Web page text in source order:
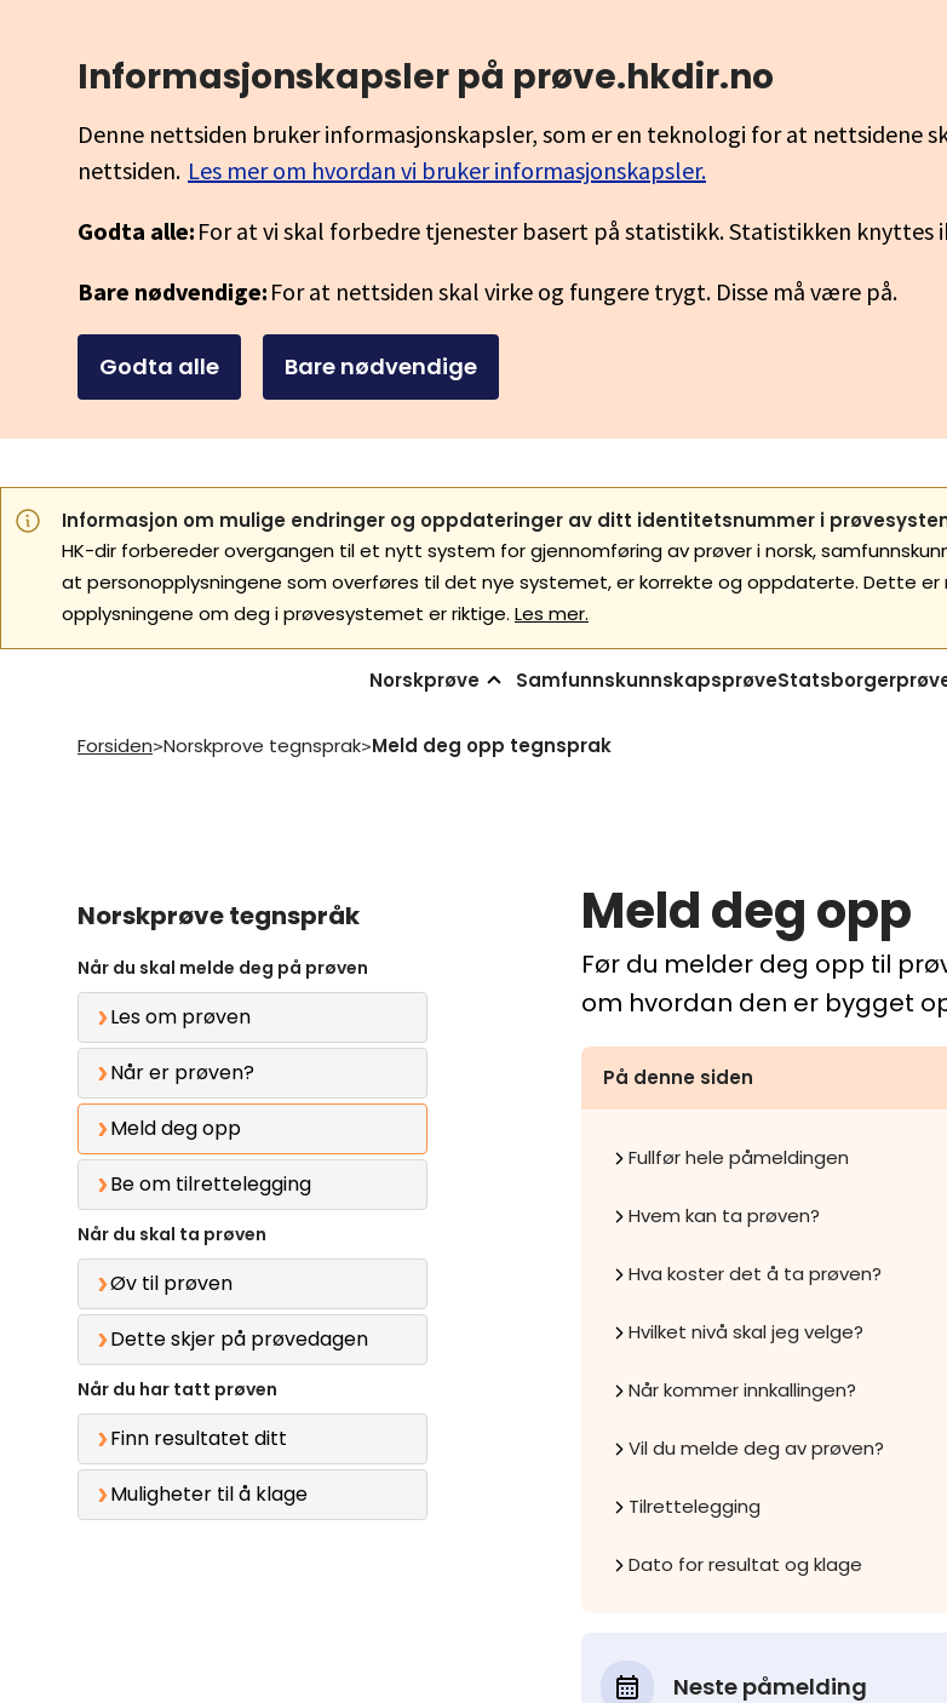
Informasjonskapsler på prøve.hkdir.no
Denne nettsiden bruker informasjonskapsler, som er en teknologi for at nettsidene
nettsiden. Les mer om hvordan vi bruker informasjonskapsler.
Godta alle: For at vi skal forbedre tjenester basert på statistikk. Statistikken knyttes
Bare nødvendige: For at nettsiden skal virke og fungere trygt. Disse må være på.
Godta alle Bare nødvendige
Informasjon om mulige endringer og oppdateringer av ditt identitetsnummer i
HK-dir forbereder overgangen til et nytt system for gjennomføring av prøver i norsk,
at personopplysningene som overføres til det nye systemet, er korrekte og oppdaterte. Dette
opplysningene om deg i prøvesystemet er riktige. Les mer.
Norskprøve Samfunnskunnskapsprøve
Forsiden>Norskprove tegnsprak>Meld deg opp tegnsprak
Meld deg opp
Før du melder deg opp til
om hvordan den er bygget
På denne siden
Fullfør hele påmeldingen
Hvem kan ta prøven?
Hva koster det å ta prøven?
Hvilket nivå skal jeg velge?
Når kommer innkallingen?
Vil du melde deg av prøven?
Tilrettelegging
Dato for resultat og klage
Neste påmelding
Norskprøve tegnspråk
Når du skal melde deg på prøven
Les om prøven
Når er prøven?
Meld deg opp
Be om tilrettelegging
Når du skal ta prøven
Øv til prøven
Dette skjer på prøvedagen
Når du har tatt prøven
Finn resultatet ditt
Muligheter til å klage